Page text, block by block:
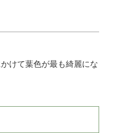
けて葉色が最も綺麗にな